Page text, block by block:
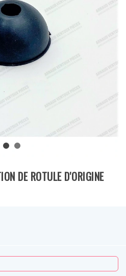
DE ROTULE D'ORIGINE